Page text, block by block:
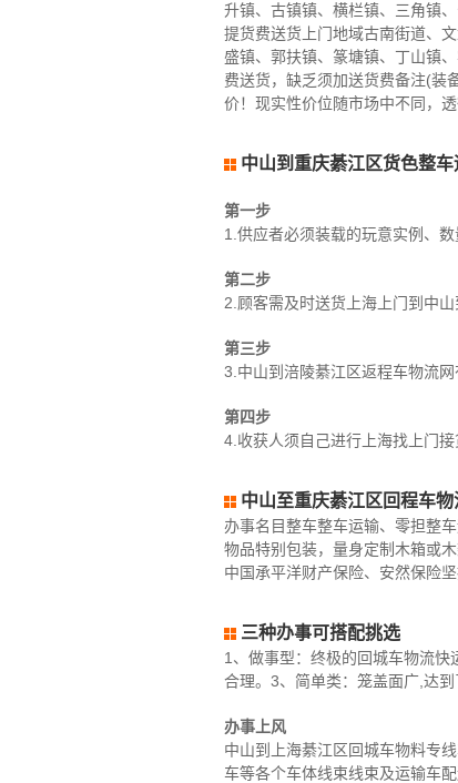
升镇、古镇镇、横栏镇、三角镇
提货费送货上门地域古南街道、
盛镇、郭扶镇、篆塘镇、丁山镇
费送货，缺乏须加送货费备注(装
价！现实性价位随市场中不同，
中山到重庆綦江区货色整
第一步
1.供应者必须装载的玩意实例、
第二步
2.顾客需及时送货上海上门到中
第三步
3.中山到涪陵綦江区返程车物流
第四步
4.收获人须自己进行上海找上门
中山至重庆綦江区回程车物
办事名目整车整车运输、零担整
物品特别包装，量身定制木箱或
中国承平洋财产保险、安然保险
三种办事可搭配挑选
1、做事型：终极的回城车物流
合理。3、简单类：笼盖面广,达
办事上风
中山到上海綦江区回城车物料专
车等各个车体线束线束及运输车